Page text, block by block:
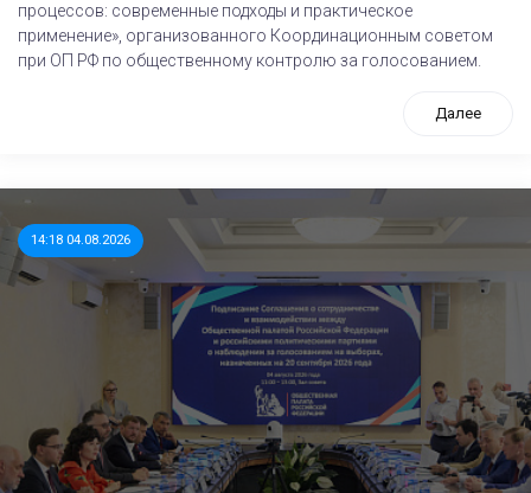
процессов: современные подходы и практическое
применение», организованного Координационным советом
при ОП РФ по общественному контролю за голосованием.
Далее
14:18 04.08.2026